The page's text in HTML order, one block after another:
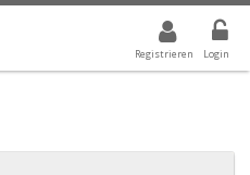
Registrieren Login
WERT IST ALLE